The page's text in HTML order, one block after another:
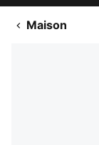
Maison